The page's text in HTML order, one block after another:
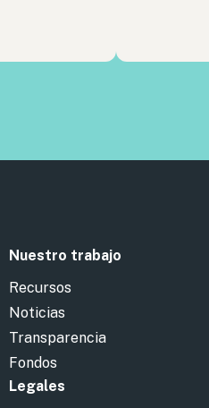
Nuestro trabajo
Recursos
Noticias
Transparencia
Fondos
Legales